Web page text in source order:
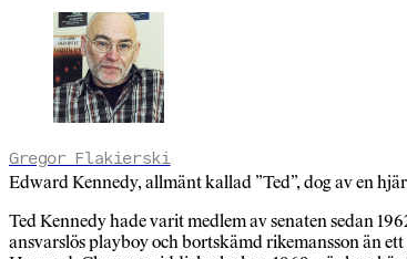
Gregor Flakierski
Edward Kennedy, allmänt kallad ”Ted”, dog av en
Ted Kennedy hade varit medlem av senaten sedan
ansvarslös playboy och bortskämd rikemansson än